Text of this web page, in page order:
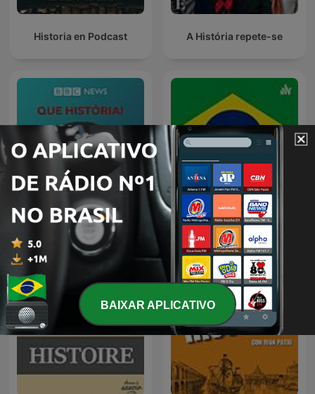
Historia en Podcast A História repete-se
Que História! BRASIL
BAIXAR APLICATIVO